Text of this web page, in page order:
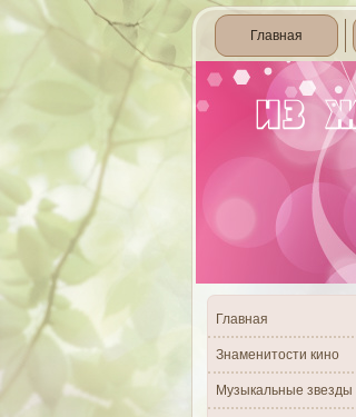
Главная
Главная
Знаменитости кино
Музыкальные звезды